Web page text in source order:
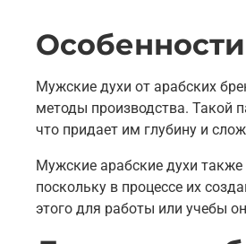
Мужские духи от арабских
методы производства. Такой
что придает им глубину и
Мужские арабские духи
поскольку в процессе их
этого для работы или учебы